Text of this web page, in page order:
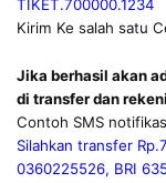
TIKET.700000.1234
Kirim Ke salah satu
Jika berhasil akan
di transfer dan
Contoh SMS
Silahkan transfer
0360225526, BRI